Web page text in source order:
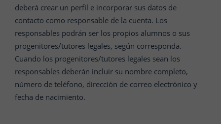
deberá crear un perfil e incorporar sus datos de
contacto como responsable de la cuenta. Los
responsables podrán ser los propios alumnos o sus
progenitores/tutores legales, según corresponda.
Cuando los progenitores/tutores legales sean los
responsables deberán incluir su nombre completo,
número de teléfono, dirección de correo electrónico y
fecha de nacimiento.